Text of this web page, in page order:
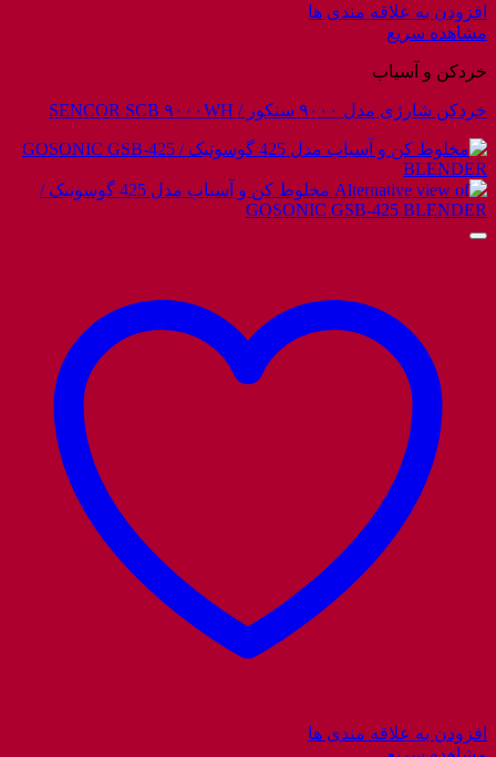
افزودن به علاقه مندی ها
مشاهده سریع
خردکن و آسیاب
خردکن شارژی مدل ۹۰۰۰ سنکور / SENCOR SCB ۹۰۰۰WH
افزودن به علاقه مندی ها